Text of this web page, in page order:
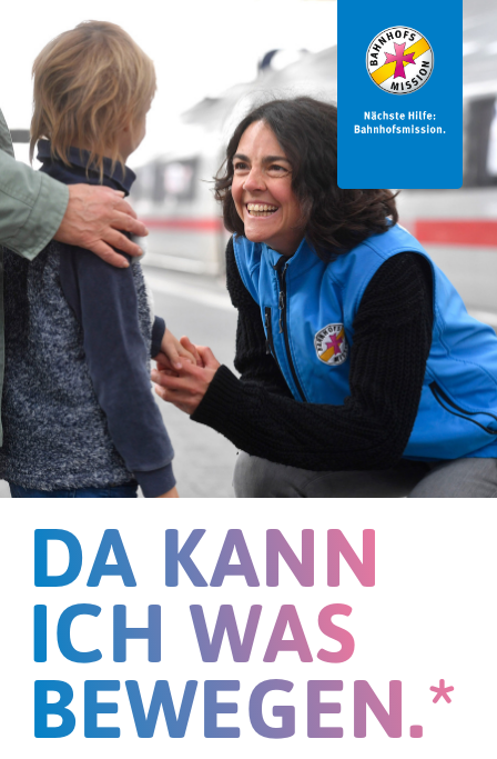
DA KANN
ICH WAS
BEWEGEN.*